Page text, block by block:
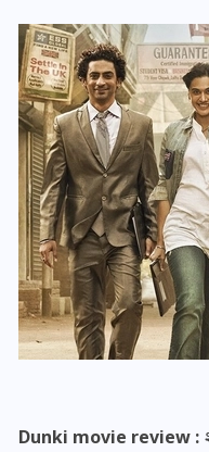
Dunki movie review :
मिली
बंपर
कटौती